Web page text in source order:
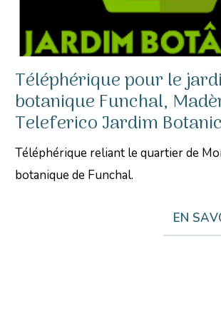
Téléphérique pour le
botanique Funchal,
Teleferico Jardim
Téléphérique reliant le quartier de
botanique de Funchal.
EN